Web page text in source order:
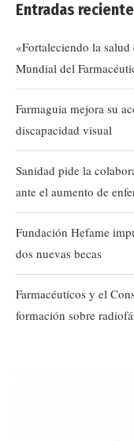
Entradas
«Fortaleciendo la
Mundial del
Farmaguia mejora su
discapacidad visual
Sanidad pide la
ante el aumento de
Fundación Hefame
dos nuevas becas
Farmacéuticos y el
formación sobre